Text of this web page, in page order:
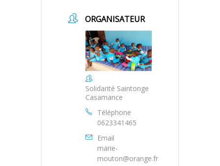
ORGANISATEUR
Solidarité Saintonge
Casamance
Téléphone
0623341465
Email
marie-
mouton@orange.fr